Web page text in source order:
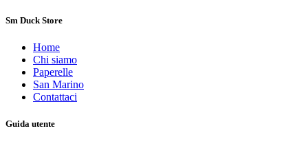
Sm Duck Store
Home
Chi siamo
Paperelle
San Marino
Contattaci
Guida utente